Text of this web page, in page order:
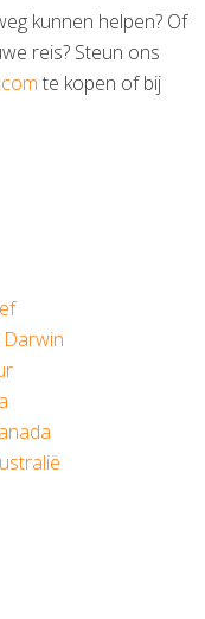
kunnen helpen? Of
reis? Steun ons
te kopen of bij